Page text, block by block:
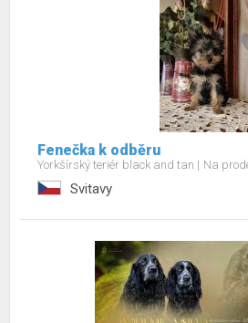
Fenečka k odběru
Yorkšírský teriér black and tan Na
Svitavy